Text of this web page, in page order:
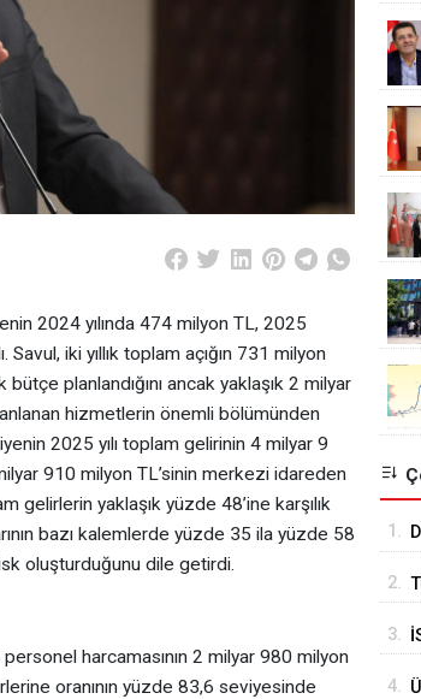
2024 yılında 474 milyon TL, 2025
Savul, iki yıllık toplam açığın 731 milyon
bütçe planlandığını ancak yaklaşık 2 milyar
hizmetlerin önemli bölümünden
2025 yılı toplam gelirinin 4 milyar 9
910 milyon TL’sinin merkezi idareden
yaklaşık yüzde 48’ine karşılık
bazı kalemlerde yüzde 35 ila yüzde 58
oluşturduğunu dile getirdi.
harcamasının 2 milyar 980 milyon
oranının yüzde 83,6 seviyesinde
1.
2.
3.
4.